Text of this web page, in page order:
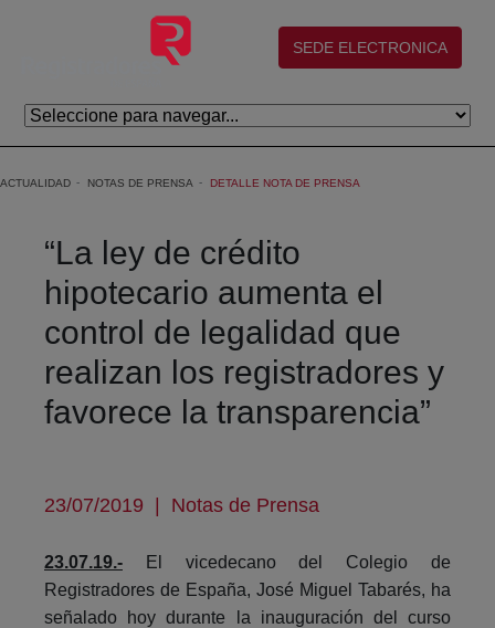
Eduki nagusira joan
(abre en nueva ventana)
SEDE ELECTRONICA
ACTUALIDAD NOTAS DE PRENSA DETALLE NOTA DE PRENSA
“La ley de crédito
hipotecario aumenta el
control de legalidad que
realizan los registradores y
favorece la transparencia”
23/07/2019 | Notas de Prensa
23.07.19.- El vicedecano del Colegio de
Registradores de España, José Miguel Tabarés, ha
señalado hoy durante la inauguración del curso